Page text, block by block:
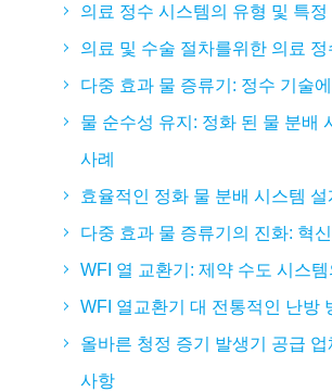
의료 정수 시스템의 유형 및 특정
의료 및 수술 절차를위한 의료
다중 효과 물 증류기: 정수 기술
물 순수성 유지: 정화 된 물 분배
사례
효율적인 정화 물 분배 시스템
다중 효과 물 증류기의 진화: 혁
WFI 열 교환기: 제약 수도 시스
WFI 열교환기 대 전통적인 난방
올바른 청정 증기 발생기 공급 업
사항